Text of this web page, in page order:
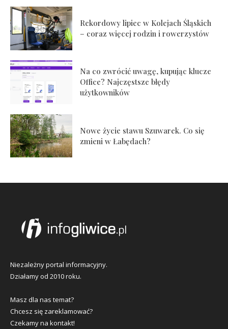
Rekordowy lipiec w Kolejach Śląskich
– coraz więcej rodzin i rowerzystów
Na co zwrócić uwagę, kupując klucze
Office? Najczęstsze błędy
użytkowników
Nowe życie stawu Szuwarek. Co się
zmieni w Łabędach?
Niezależny portal informacyjny.
Działamy od 2010 roku.
Masz dla nas temat?
Chcesz się zareklamować?
Czekamy na kontakt!